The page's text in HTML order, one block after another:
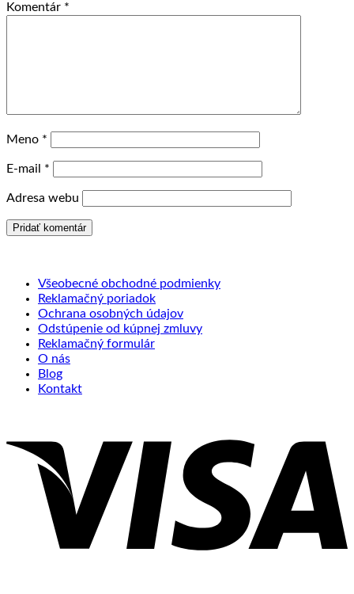
Komentár *
Meno *
E-mail *
Adresa webu
Všeobecné obchodné podmienky
Reklamačný poriadok
Ochrana osobných údajov
Odstúpenie od kúpnej zmluvy
Reklamačný formulár
O nás
Blog
Kontakt